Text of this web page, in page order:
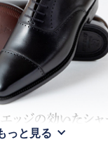
っと見る